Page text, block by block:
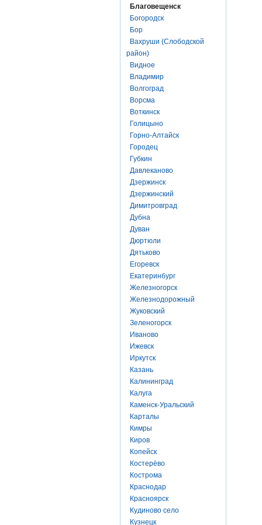
Благовещенск
Богородск
Бор
Вахруши (Слободской
район)
Видное
Владимир
Волгоград
Ворсма
Воткинск
Голицыно
Горно-Алтайск
Городец
Губкин
Давлеканово
Дзержинск
Дзержинский
Димитровград
Дубна
Дуван
Дюртюли
Дятьково
Егоревск
Екатеринбург
Железногорск
Железнодорожный
Жуковский
Зеленогорск
Иваново
Ижевск
Иркутск
Казань
Калининград
Калуга
Каменск-Уральский
Карталы
Кимры
Киров
Копейск
Костерёво
Кострома
Краснодар
Красноярск
Кудиново село
Кузнецк